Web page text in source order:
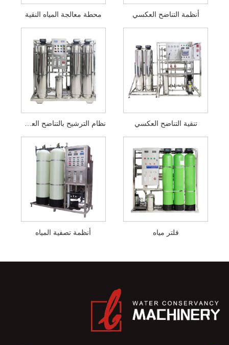
محطة معالجة المياه النقية أنظمة التناضح العكسي
تنقية التناضح العكسي
أنظمة تصفية المياه فلتر مياه